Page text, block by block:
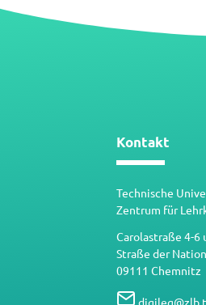
Kontakt
Technische
Zentrum für
Carolastraße 4-6
Straße der
09111 Chemnitz
digileg@